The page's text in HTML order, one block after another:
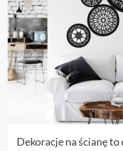
Dekoracje na ścianęto